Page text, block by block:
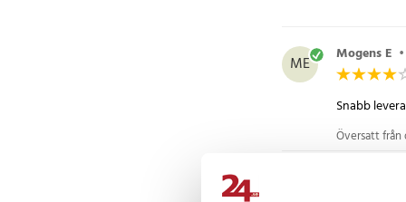
ME Mogens E •
Snabb
Översatt från